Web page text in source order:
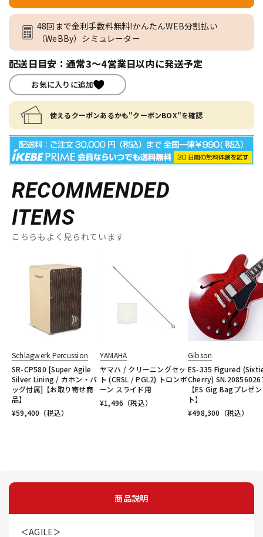
48回まで金利手数料無料!かんたんWEB分割払い
（WeBBy）シミュレーター
配送日目安：通常3～4営業日以内に発送予定
お気に入りに追加
使えるクーポンあるかも"クーポンBOX"を確認
RECOMMENDED
ITEMS
こちらもよく見られています
Schlagwerk Percussion
SR-CP580 [Super Agile
Silver Lining / カホン・バ
ッグ付属]【お取り寄せ商
品】
¥59,400 （税込）
YAMAHA
ヤマハ / クリーニングセッ
ト (CRSL / PGL2) トロンボ
ーン スライド用
¥1,496 （税込）
Gibson
ES-335 Figured
Cherry)
【ES Gig Bagプレゼン
ト】
¥498,300 （税込）
商品説明
＜AGILE＞